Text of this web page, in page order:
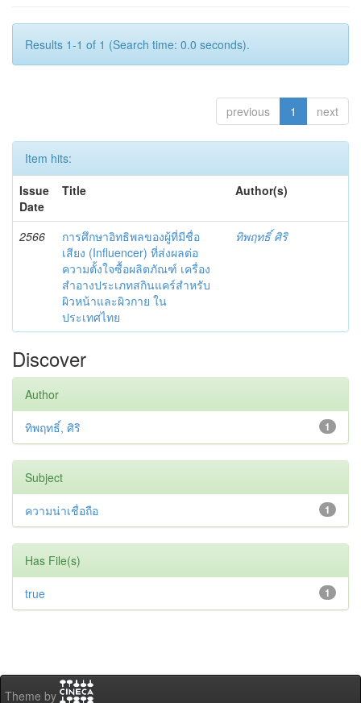
Results 1-1 of 1 (Search time: 0.0 seconds).
previous 1 next
Item hits:
Issue
Date
Title Author(s)
2566
การศึกษาอิทธิพลของผู้ที่มีชื่อ
เสียง (Influencer) ที่ส่งผลต่อ
ความตั้งใจซื้อผลิตภัณฑ์ เครื่อง
สำอางประเภทสกินแคร์สำหรับ
ผิวหน้าและผิวกาย ใน
ประเทศไทย
ทิพฤทธิ์ ศิริ
Discover
Author
1
ทิพฤทธิ์, ศิริ
Subject
1
ความน่าเชื่อถือ
Has File(s)
1
true
Theme by